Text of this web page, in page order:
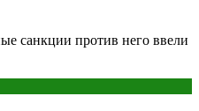
санкции против него ввели